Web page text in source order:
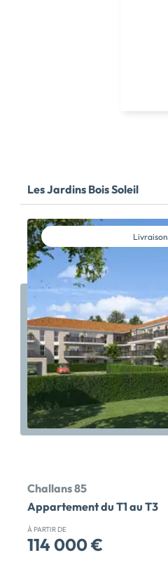
Les Jardins Bois Soleil
Livraison
Challans 85
Appartement du T1 au T3
À PARTIR DE
114 000 €